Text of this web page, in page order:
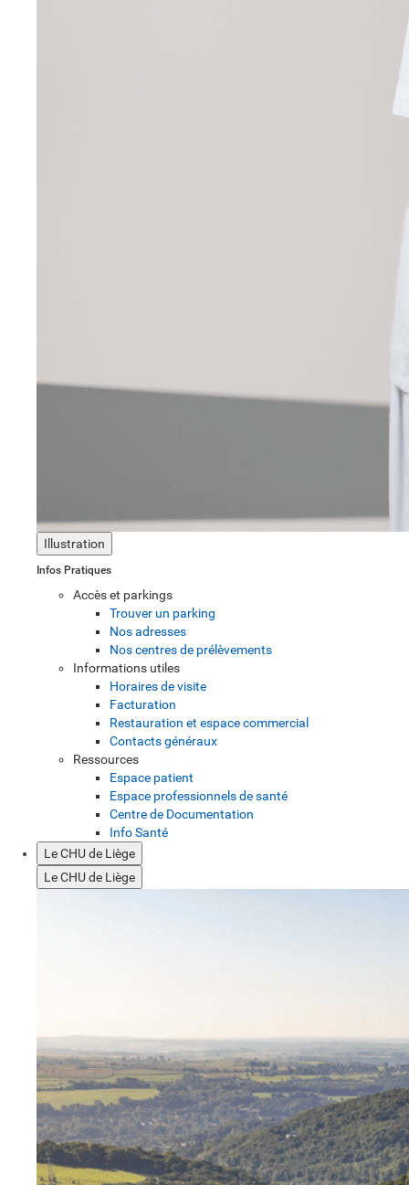
Illustration
Infos Pratiques
Accès et parkings
Trouver un parking
Nos adresses
Nos centres de prélèvements
Informations utiles
Horaires de visite
Facturation
Restauration et espace commercial
Contacts généraux
Ressources
Espace patient
Espace professionnels de santé
Centre de Documentation
Info Santé
Le CHU de Liège
Le CHU de Liège